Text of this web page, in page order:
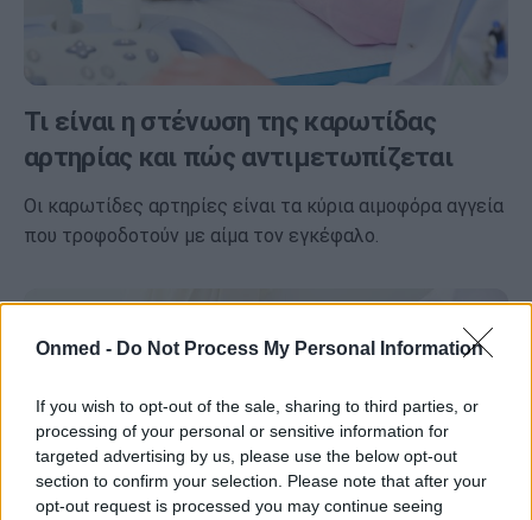
Onmed - Do Not Process My Personal Information
If you wish to opt-out of the sale, sharing to third parties, or
processing of your personal or sensitive information for
targeted advertising by us, please use the below opt-out
section to confirm your selection. Please note that after your
opt-out request is processed you may continue seeing
Τι είναι η στένωση της καρωτίδας
αρτηρίας και πώς αντιμετωπίζεται
Οι καρωτίδες αρτηρίες είναι τα κύρια αιμοφόρα αγγεία
που τροφοδοτούν με αίμα τον εγκέφαλο.